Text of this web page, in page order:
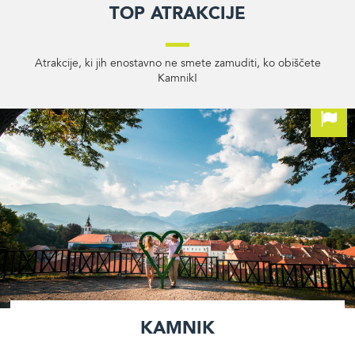
Top atrakcije
Atrakcije, ki jih enostavno ne smete zamuditi, ko obiščete
Kamnik!
Kamnik